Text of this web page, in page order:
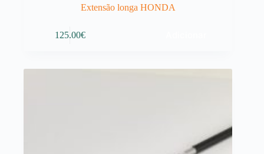
Extensão longa HONDA
125.00€